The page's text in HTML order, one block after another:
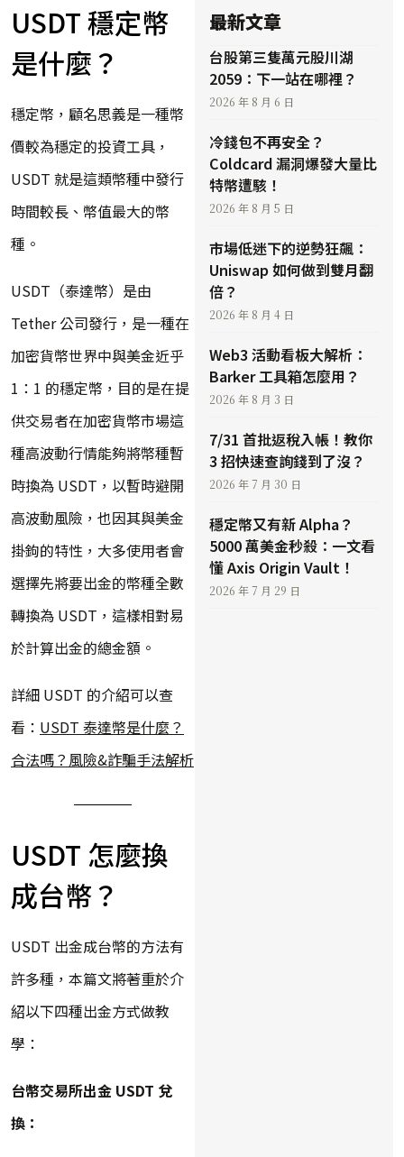
USDT 穩定幣
是什麼？
穩定幣，顧名思義是一種幣
價較為穩定的投資工具，
USDT 就是這類幣種中發行
時間較長、幣值最大的幣
種。
USDT（泰達幣）是由
Tether 公司發行，是一種在
加密貨幣世界中與美金近乎
1：1 的穩定幣，目的是在提
供交易者在加密貨幣市場這
種高波動行情能夠將幣種暫
時換為 USDT，以暫時避開
高波動風險，也因其與美金
掛鉤的特性，大多使用者會
選擇先將要出金的幣種全數
轉換為 USDT，這樣相對易
於計算出金的總金額。
詳細 USDT 的介紹可以查
看： USDT 泰達幣是什麼？
合法嗎？風險&詐騙手法解析
USDT 怎麼換
成台幣？
USDT 出金成台幣的方法有
許多種，本篇文將著重於介
紹以下四種出金方式做教
學：
台幣交易所出金 USDT 兌
換：
最新文章
台股第三隻萬元股川湖
2059：下一站在哪裡？
2026 年 8 月 6 日
冷錢包不再安全？
Coldcard 漏洞爆發大量比
特幣遭駭！
2026 年 8 月 5 日
市場低迷下的逆勢狂飆：
Uniswap 如何做到雙月翻
倍？
2026 年 8 月 4 日
Web3 活動看板大解析：
Barker 工具箱怎麼用？
2026 年 8 月 3 日
7/31 首批返稅入帳！教你
3 招快速查詢錢到了沒？
2026 年 7 月 30 日
穩定幣又有新 Alpha？
5000 萬美金秒殺：一文看
懂 Axis Origin Vault！
2026 年 7 月 29 日